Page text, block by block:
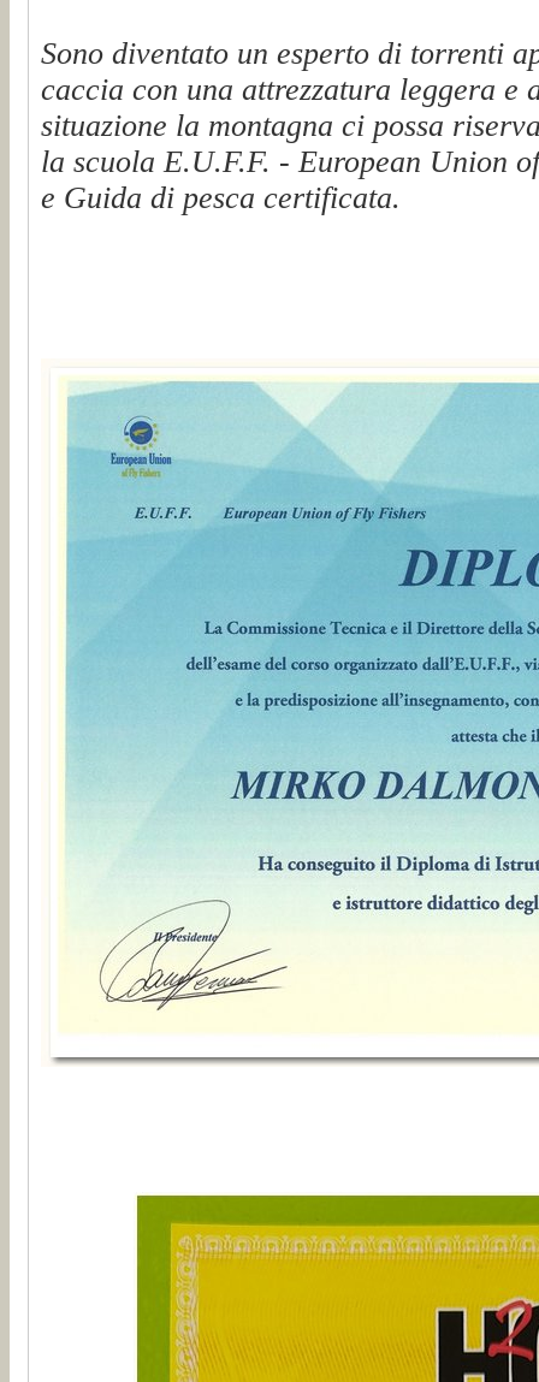
Sono diventato un esperto di torrenti
caccia con una attrezzatura leggera e
situazione la montagna ci possa
la scuola E.U.F.F. - European Union
e Guida di pesca certificata.